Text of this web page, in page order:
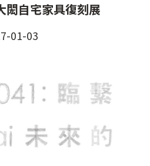
閎自宅家具復刻展
01-03